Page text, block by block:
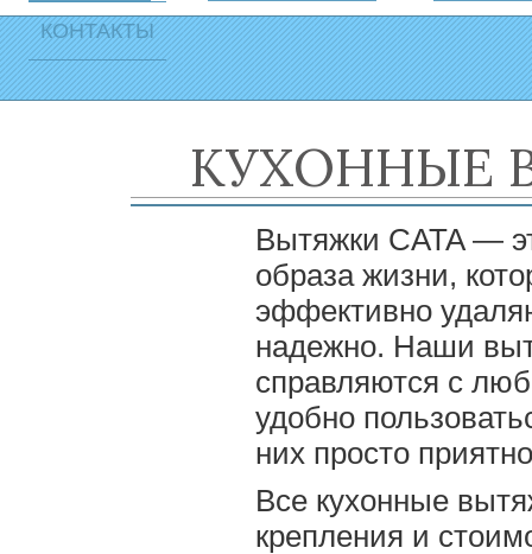
КОНТАКТЫ
КУХОННЫЕ
Вытяжки CATA —
образа жизни,
эффективно
надежно. Наши
справляются с
удобно
них просто
Все кухонные
крепления и